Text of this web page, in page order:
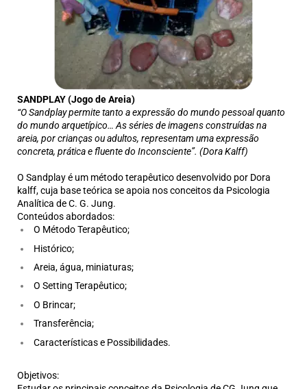
SANDPLAY (Jogo de Areia)
“O Sandplay permite tanto a expressão do mundo pessoal quanto
do mundo arquetípico… As séries de imagens construídas na
areia, por crianças ou adultos, representam uma expressão
concreta, prática e fluente do Inconsciente”. (Dora Kalff)
O Sandplay é um método terapêutico desenvolvido por Dora
kalff, cuja base teórica se apoia nos conceitos da Psicologia
Analítica de C. G. Jung.
Conteúdos abordados:
O Método Terapêutico;
Histórico;
Areia, água, miniaturas;
O Setting Terapêutico;
O Brincar;
Transferência;
Características e Possibilidades.
Objetivos: